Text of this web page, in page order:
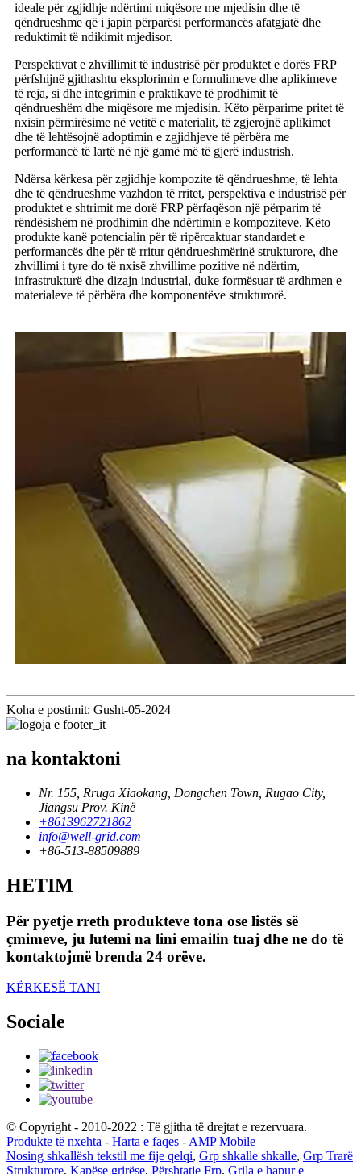
ideale për zgjidhje ndërtimi miqësore me mjedisin dhe të
qëndrueshme që i japin përparësi performancës afatgjatë dhe
reduktimit të ndikimit mjedisor.
Perspektivat e zhvillimit të industrisë për produktet e dorës FRP
përfshijnë gjithashtu eksplorimin e formulimeve dhe aplikimeve
të reja, si dhe integrimin e praktikave të prodhimit të
qëndrueshëm dhe miqësore me mjedisin. Këto përparime pritet të
nxisin përmirësime në vetitë e materialit, të zgjerojnë aplikimet
dhe të lehtësojnë adoptimin e zgjidhjeve të përbëra me
performancë të lartë në një gamë më të gjerë industrish.
Ndërsa kërkesa për zgjidhje kompozite të qëndrueshme, të lehta
dhe të qëndrueshme vazhdon të rritet, perspektiva e industrisë për
produktet e shtrimit me dorë FRP përfaqëson një përparim të
rëndësishëm në prodhimin dhe ndërtimin e kompoziteve. Këto
produkte kanë potencialin për të ripërcaktuar standardet e
performancës dhe për të rritur qëndrueshmërinë strukturore, dhe
zhvillimi i tyre do të nxisë zhvillime pozitive në ndërtim,
infrastrukturë dhe dizajn industrial, duke formësuar të ardhmen e
materialeve të përbëra dhe komponentëve strukturorë.
Koha e postimit: Gusht-05-2024
na kontaktoni
Nr. 155, Rruga Xiaokang, Dongchen Town, Rugao City,
Jiangsu Prov. Kinë
+8613962721862
info@well-grid.com
+86-513-88509889
HETIM
Për pyetje rreth produkteve tona ose listës së
çmimeve, ju lutemi na lini emailin tuaj dhe ne do të
kontaktojmë brenda 24 orëve.
KËRKESË TANI
Sociale
© Copyright - 2010-2022 : Të gjitha të drejtat e rezervuara.
Produkte të nxehta - Harta e faqes - AMP Mobile
Nosing shkallësh tekstil me fije qelqi, Grp shkalle shkalle, Grp Trarë
Strukturore, Kapëse grirëse, Përshtatje Frp, Grila e hapur e